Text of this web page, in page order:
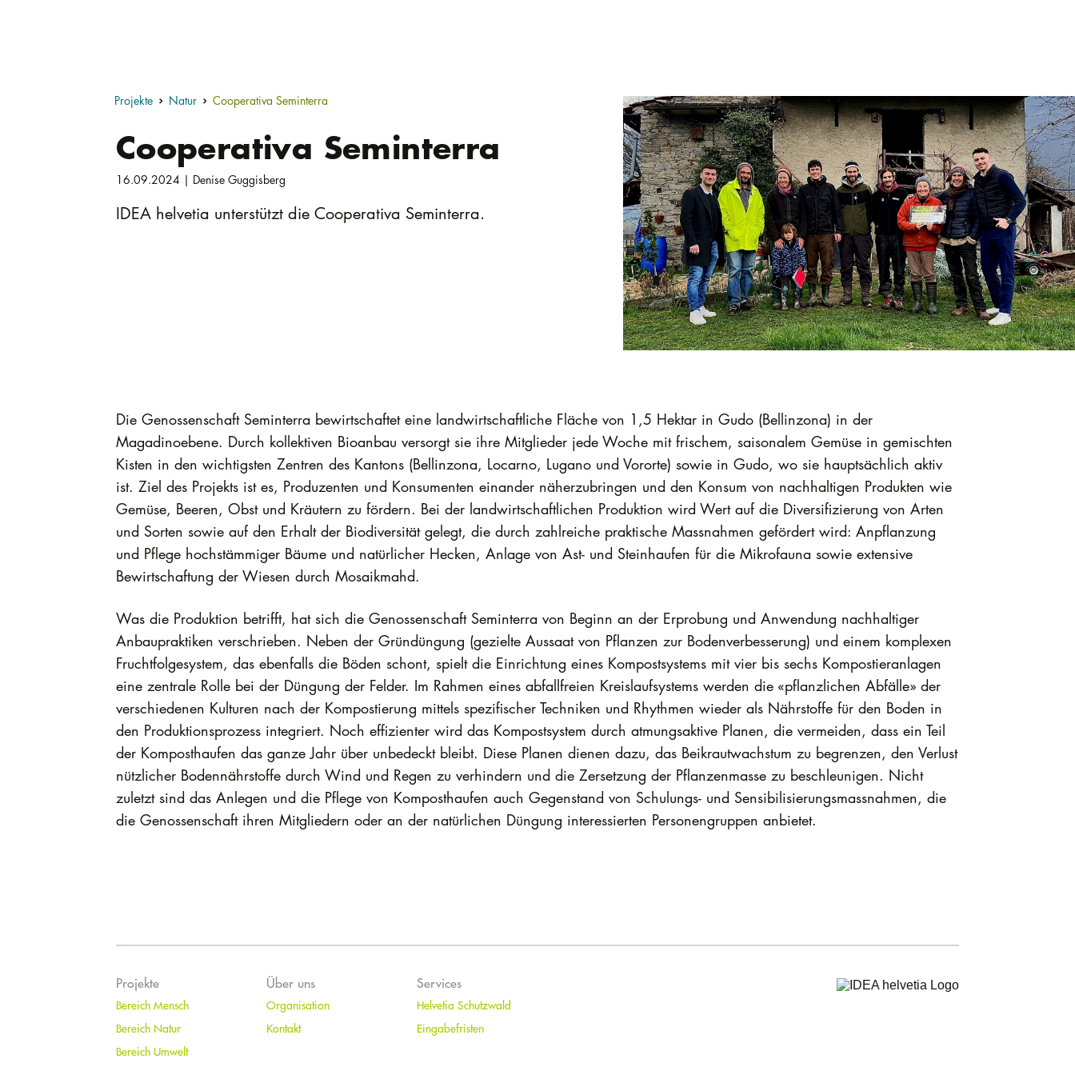
Projekte Natur Cooperativa Seminterra
Cooperativa Seminterra
16.09.2024 | Denise Guggisberg
IDEA helvetia unterstützt die Cooperativa Seminterra.
Die Genossenschaft Seminterra bewirtschaftet eine landwirtschaftliche Fläche von 1,5 Hektar in Gudo (Bellinzona) in der
Magadinoebene. Durch kollektiven Bioanbau versorgt sie ihre Mitglieder jede Woche mit frischem, saisonalem Gemüse in gemischten
Kisten in den wichtigsten Zentren des Kantons (Bellinzona, Locarno, Lugano und Vororte) sowie in Gudo, wo sie hauptsächlich aktiv
ist. Ziel des Projekts ist es, Produzenten und Konsumenten einander näherzubringen und den Konsum von nachhaltigen Produkten wie
Gemüse, Beeren, Obst und Kräutern zu fördern. Bei der landwirtschaftlichen Produktion wird Wert auf die Diversifizierung von Arten
und Sorten sowie auf den Erhalt der Biodiversität gelegt, die durch zahlreiche praktische Massnahmen gefördert wird: Anpflanzung
und Pflege hochstämmiger Bäume und natürlicher Hecken, Anlage von Ast- und Steinhaufen für die Mikrofauna sowie extensive
Bewirtschaftung der Wiesen durch Mosaikmahd.
Was die Produktion betrifft, hat sich die Genossenschaft Seminterra von Beginn an der Erprobung und Anwendung nachhaltiger
Anbaupraktiken verschrieben. Neben der Gründüngung (gezielte Aussaat von Pflanzen zur Bodenverbesserung) und einem komplexen
Fruchtfolgesystem, das ebenfalls die Böden schont, spielt die Einrichtung eines Kompostsystems mit vier bis sechs Kompostieranlagen
eine zentrale Rolle bei der Düngung der Felder. Im Rahmen eines abfallfreien Kreislaufsystems werden die «pflanzlichen Abfälle» der
verschiedenen Kulturen nach der Kompostierung mittels spezifischer Techniken und Rhythmen wieder als Nährstoffe für den Boden in
den Produktionsprozess integriert. Noch effizienter wird das Kompostsystem durch atmungsaktive Planen, die vermeiden, dass ein Teil
der Komposthaufen das ganze Jahr über unbedeckt bleibt. Diese Planen dienen dazu, das Beikrautwachstum zu begrenzen, den Verlust
nützlicher Bodennährstoffe durch Wind und Regen zu verhindern und die Zersetzung der Pflanzenmasse zu beschleunigen. Nicht
zuletzt sind das Anlegen und die Pflege von Komposthaufen auch Gegenstand von Schulungs- und Sensibilisierungsmassnahmen, die
die Genossenschaft ihren Mitgliedern oder an der natürlichen Düngung interessierten Personengruppen anbietet.
Projekte
Bereich Mensch
Bereich Natur
Bereich Umwelt
Über uns
Organisation
Kontakt
Services
Helvetia Schutzwald
Eingabefristen